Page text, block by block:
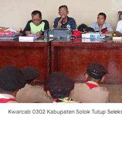
Kwarcab 0302 Kabupaten Solok Tutup